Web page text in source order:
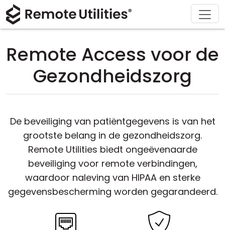
Remote Access voor de
Gezondheidszorg
De beveiliging van patiëntgegevens is van het
grootste belang in de gezondheidszorg.
Remote Utilities biedt ongeëvenaarde
beveiliging voor remote verbindingen,
waardoor naleving van HIPAA en sterke
gegevensbescherming worden gegarandeerd.
Product
Beveiliging
Verbinding modi
Onbeheerd Toegang
Ondersteuning voor Active Directory
MSI-configuratie
Oplossingen
Productie en Detailhandel
Informatietechnologie
Downloaden
macOS
Kopen
Licentie Assistent
Ondersteuning
Documentatie
Over
Perskamer